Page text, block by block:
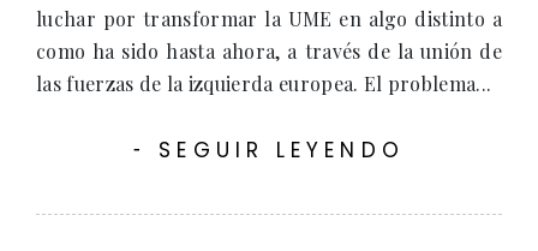
luchar por transformar la UME en algo distinto a
como ha sido hasta ahora, a través de la unión de
las fuerzas de la izquierda europea. El problema...
- SEGUIR LEYENDO